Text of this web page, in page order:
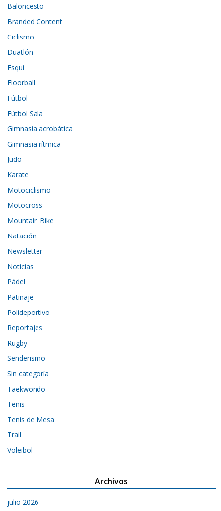
Baloncesto
Branded Content
Ciclismo
Duatlón
Esquí
Floorball
Fútbol
Fútbol Sala
Gimnasia acrobática
Gimnasia rítmica
Judo
Karate
Motociclismo
Motocross
Mountain Bike
Natación
Newsletter
Noticias
Pádel
Patinaje
Polideportivo
Reportajes
Rugby
Senderismo
Sin categoría
Taekwondo
Tenis
Tenis de Mesa
Trail
Voleibol
Archivos
julio 2026